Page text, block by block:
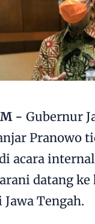
- Gubernur
Pranowo
acara
datang ke
Tengah.